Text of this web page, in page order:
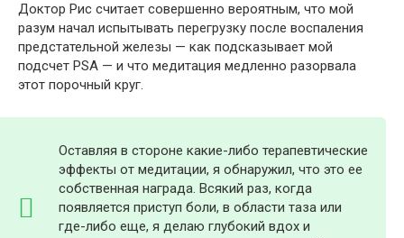
Доктор Рис считает совершенно вероятным, что мой
разум начал испытывать перегрузку после воспаления
предстательной железы — как подсказывает мой
подсчет PSA — и что медитация медленно разорвала
этот порочный круг.
Оставляя в стороне какие-либо терапевтические
эффекты от медитации, я обнаружил, что это ее
собственная награда. Всякий раз, когда
появляется приступ боли, в области таза или
где-либо еще, я делаю глубокий вдох и